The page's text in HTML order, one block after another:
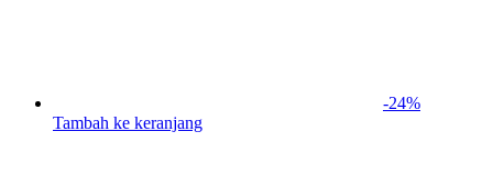
-24%
Tambah ke keranjang